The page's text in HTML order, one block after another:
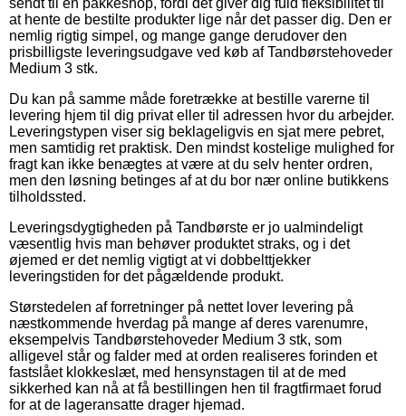
at hente de bestilte produkter lige når det passer dig. Den er
nemlig rigtig simpel, og mange gange derudover den
prisbilligste leveringsudgave ved køb af Tandbørstehoveder
Medium 3 stk.
Du kan på samme måde foretrække at bestille varerne til
levering hjem til dig privat eller til adressen hvor du arbejder.
Leveringstypen viser sig beklageligvis en sjat mere pebret,
men samtidig ret praktisk. Den mindst kostelige mulighed for
fragt kan ikke benægtes at være at du selv henter ordren,
men den løsning betinges af at du bor nær online butikkens
tilholdssted.
Leveringsdygtigheden på Tandbørste er jo ualmindeligt
væsentlig hvis man behøver produktet straks, og i det
øjemed er det nemlig vigtigt at vi dobbelttjekker
leveringstiden for det pågældende produkt.
Størstedelen af forretninger på nettet lover levering på
næstkommende hverdag på mange af deres varenumre,
eksempelvis Tandbørstehoveder Medium 3 stk, som
alligevel står og falder med at orden realiseres forinden et
fastslået klokkeslæt, med hensynstagen til at de med
sikkerhed kan nå at få bestillingen hen til fragtfirmaet forud
for at de lageransatte drager hjemad.